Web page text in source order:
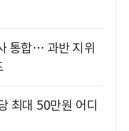
통합… 과반 지위
최대 50만원 어디